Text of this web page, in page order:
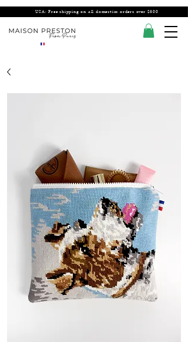
USA: Free shipping on all domestics orders over $300